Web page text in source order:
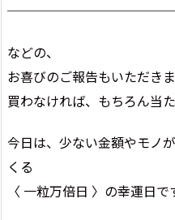
などの、
お喜びのご報告もいただき
買わなければ、もちろん当
今日は、少ない金額やモノ
くる
〈 一粒万倍日 〉の幸運日で